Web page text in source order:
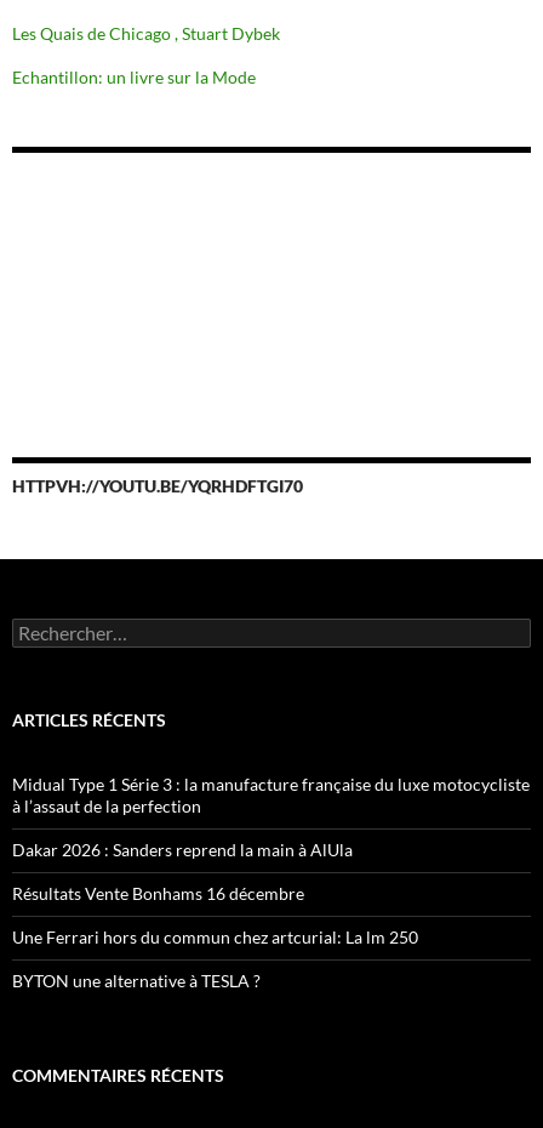
Les Quais de Chicago , Stuart Dybek
Echantillon: un livre sur la Mode
HTTPVH://YOUTU.BE/YQRHDFTGI70
Rechercher :
ARTICLES RÉCENTS
Midual Type 1 Série 3 : la manufacture française du luxe motocycliste
à l’assaut de la perfection
Dakar 2026 : Sanders reprend la main à AlUla
Résultats Vente Bonhams 16 décembre
Une Ferrari hors du commun chez artcurial: La lm 250
BYTON une alternative à TESLA ?
COMMENTAIRES RÉCENTS